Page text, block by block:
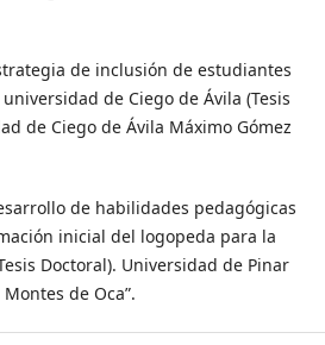
de inclusión de estudiantes
de Ciego de Ávila (Tesis
de Ciego de Ávila Máximo Gómez
de habilidades pedagógicas
inicial del logopeda para la
Doctoral). Universidad de Pinar
de Oca”.